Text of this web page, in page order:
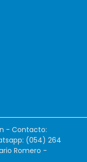
- Contacto:
(054) 264
Romero -